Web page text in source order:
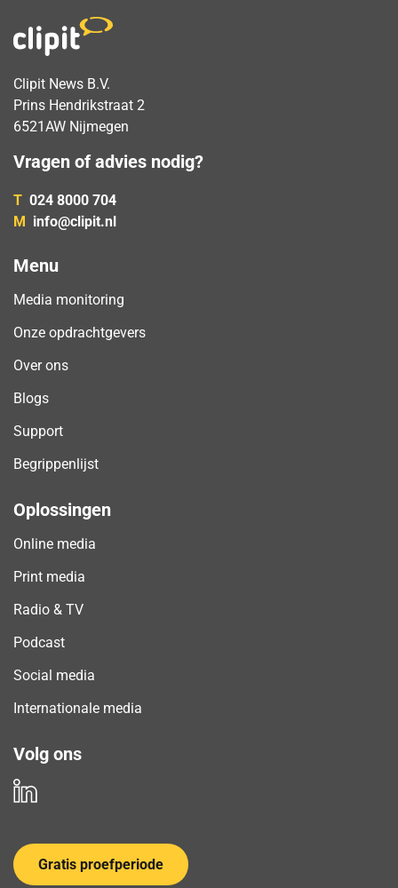
Clipit News B.V.
Prins Hendrikstraat 2
6521AW Nijmegen
Vragen of advies nodig?
T 024 8000 704
M info@clipit.nl
Menu
Media monitoring
Onze opdrachtgevers
Over ons
Blogs
Support
Begrippenlijst
Oplossingen
Online media
Print media
Radio & TV
Podcast
Social media
Internationale media
Volg ons
Gratis proefperiode